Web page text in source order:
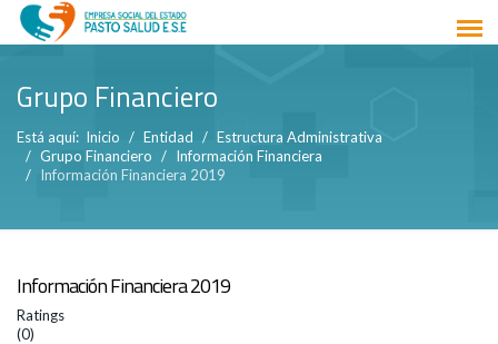
Grupo Financiero
Está aquí: Inicio Entidad
Estructura Administrativa
Grupo Financiero
Información Financiera
Información Financiera 2019
Información Financiera 2019
Ratings
(0)